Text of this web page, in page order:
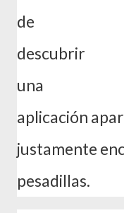
de
descubrir
una
aplicación
justamente
pesadillas.